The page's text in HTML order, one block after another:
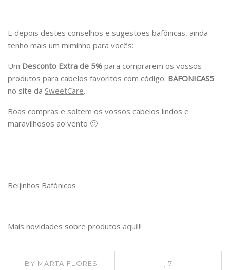
E depois destes conselhos e sugestões bafónicas, ainda
tenho mais um miminho para vocês:
Um Desconto Extra de 5% para comprarem os vossos
produtos para cabelos favoritos com código: BAFONICAS5
no site da SweetCare.
Boas compras e soltem os vossos cabelos lindos e
maravilhosos ao vento 🙂
Beijinhos Bafónicos
Mais novidades sobre produtos aqui!!!
BY MARTA FLORES 7